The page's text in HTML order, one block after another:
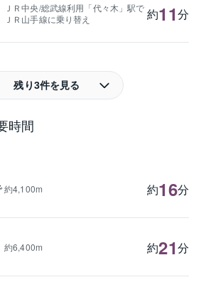
ＪＲ中央/総武線利用「代々木」駅で
ＪＲ山手線に乗り替え
約11分
残り3件を見る
時間
約4,100m 約16分
約6,400m 約21分